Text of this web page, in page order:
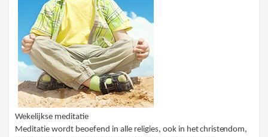
Wekelijkse meditatie
Meditatiewordt beoefend in alle religies, ook in het christendom,